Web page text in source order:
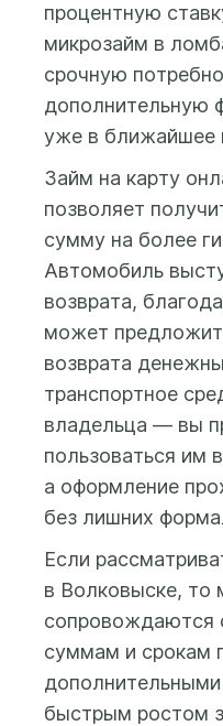
случае Вы
за дни
средств.
После
доступна
сможете
(от 500
рублей)
25
фото
Заем
проверки
системой
заявке
Личном
процентную
микрозайм в
срочную
дополнительную
уже в ближайшее
Займ на карту
позволяет
сумму на более
Автомобиль
возврата,
может
возврата
транспортное
владельца — вы
пользоваться им
а оформление
без лишних
Если
в Волковыске, то
сопровождаются
суммам и срокам
быстрым ростом